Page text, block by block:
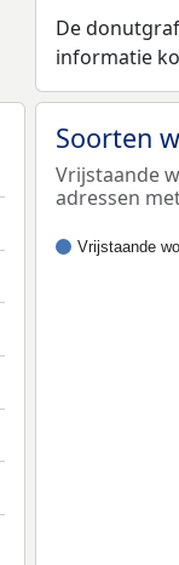
De
informatie
Soorten
Vrijstaande
adressen
Vrijstaande